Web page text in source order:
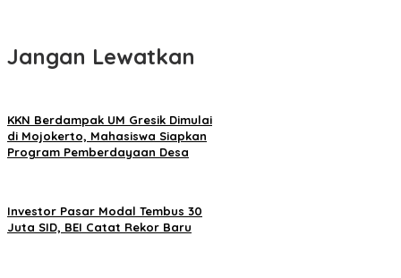
Jangan Lewatkan
KKN Berdampak UM Gresik Dimulai
di Mojokerto, Mahasiswa Siapkan
Program Pemberdayaan Desa
Investor Pasar Modal Tembus 30
Juta SID, BEI Catat Rekor Baru